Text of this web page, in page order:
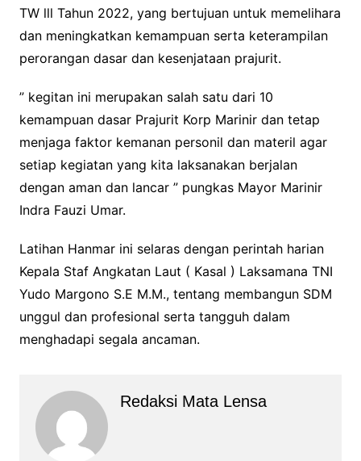
TW lll Tahun 2022, yang bertujuan untuk memelihara
dan meningkatkan kemampuan serta keterampilan
perorangan dasar dan kesenjataan prajurit.
” kegitan ini merupakan salah satu dari 10
kemampuan dasar Prajurit Korp Marinir dan tetap
menjaga faktor kemanan personil dan materil agar
setiap kegiatan yang kita laksanakan berjalan
dengan aman dan lancar ” pungkas Mayor Marinir
Indra Fauzi Umar.
Latihan Hanmar ini selaras dengan perintah harian
Kepala Staf Angkatan Laut ( Kasal ) Laksamana TNI
Yudo Margono S.E M.M., tentang membangun SDM
unggul dan profesional serta tangguh dalam
menghadapi segala ancaman.
Redaksi Mata Lensa